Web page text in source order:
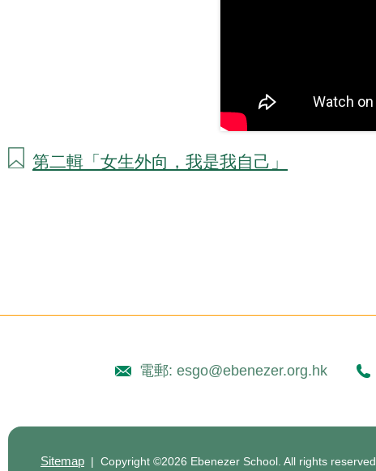
第二輯「女生外向，我是我自己」
電郵: esgo@ebenezer.org.hk
Sitemap | Copyright ©2026 Ebenezer School. All rights reserved.